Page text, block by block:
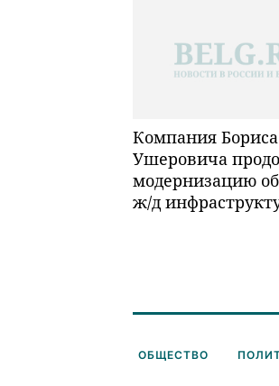
Компания Бориса
Ушеровича
модернизацию
ж/д
ОБЩЕСТВО